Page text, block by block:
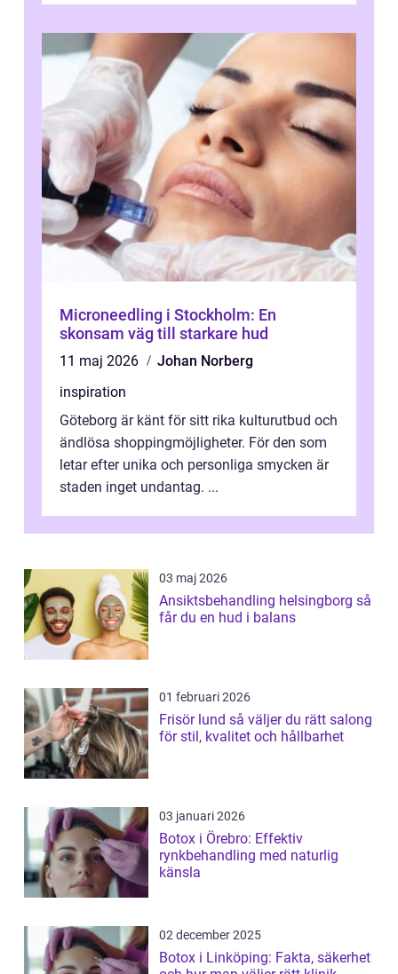
Microneedling i Stockholm: En
skonsam väg till starkare hud
11 maj 2026
Johan Norberg
inspiration
Göteborg är känt för sitt rika kulturutbud och
ändlösa shoppingmöjligheter. För den som
letar efter unika och personliga smycken är
staden inget undantag. ...
03 maj 2026
Ansiktsbehandling helsingborg så
får du en hud i balans
01 februari 2026
Frisör lund så väljer du rätt salong
för stil, kvalitet och hållbarhet
03 januari 2026
Botox i Örebro: Effektiv
rynkbehandling med naturlig
känsla
02 december 2025
Botox i Linköping: Fakta, säkerhet